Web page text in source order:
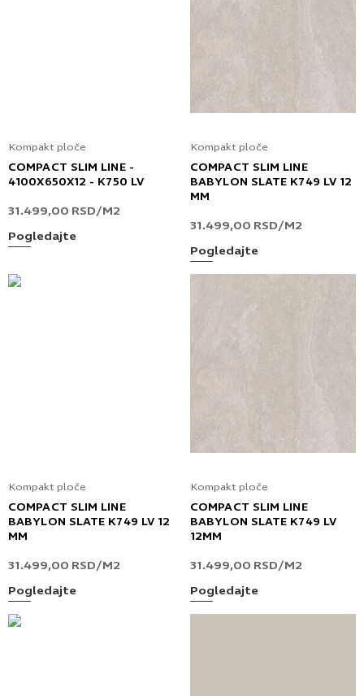
Kompakt ploče
COMPACT SLIM LINE -
4100X650X12 - K750 LV
31.499,00 RSD/M2
Pogledajte
Kompakt ploče
COMPACT SLIM LINE
BABYLON SLATE K749 LV 12
MM
31.499,00 RSD/M2
Pogledajte
Kompakt ploče
COMPACT SLIM LINE
BABYLON SLATE K749 LV 12
MM
31.499,00 RSD/M2
Pogledajte
Kompakt ploče
COMPACT SLIM LINE
BABYLON SLATE K749 LV
12MM
31.499,00 RSD/M2
Pogledajte